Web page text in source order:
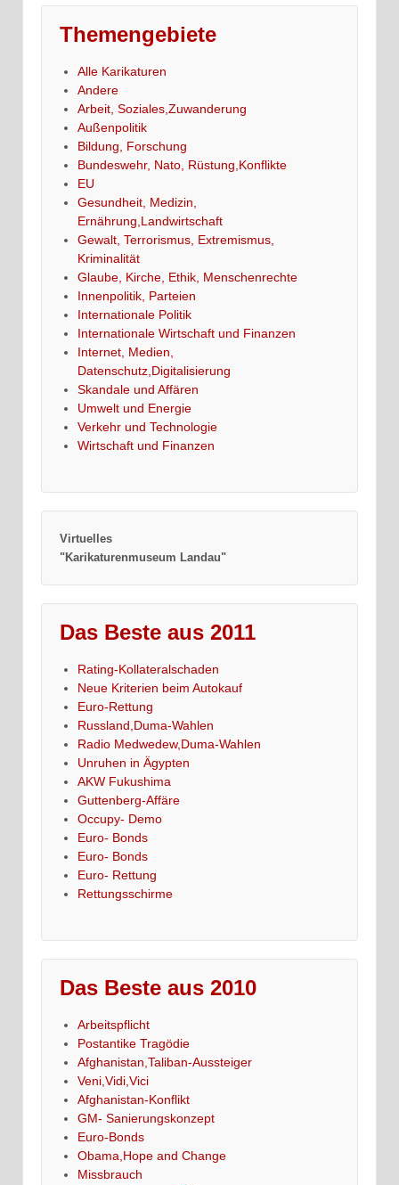
Themengebiete
Alle Karikaturen
Andere
Arbeit, Soziales,Zuwanderung
Außenpolitik
Bildung, Forschung
Bundeswehr, Nato, Rüstung,Konflikte
EU
Gesundheit, Medizin,
Ernährung,Landwirtschaft
Gewalt, Terrorismus, Extremismus,
Kriminalität
Glaube, Kirche, Ethik, Menschenrechte
Innenpolitik, Parteien
Internationale Politik
Internationale Wirtschaft und Finanzen
Internet, Medien,
Datenschutz,Digitalisierung
Skandale und Affären
Umwelt und Energie
Verkehr und Technologie
Wirtschaft und Finanzen
Virtuelles
"Karikaturenmuseum Landau"
Das Beste aus 2011
Rating-Kollateralschaden
Neue Kriterien beim Autokauf
Euro-Rettung
Russland,Duma-Wahlen
Radio Medwedew,Duma-Wahlen
Unruhen in Ägypten
AKW Fukushima
Guttenberg-Affäre
Occupy- Demo
Euro- Bonds
Euro- Bonds
Euro- Rettung
Rettungsschirme
Das Beste aus 2010
Arbeitspflicht
Postantike Tragödie
Afghanistan,Taliban-Aussteiger
Veni,Vidi,Vici
Afghanistan-Konflikt
GM- Sanierungskonzept
Euro-Bonds
Obama,Hope and Change
Missbrauch